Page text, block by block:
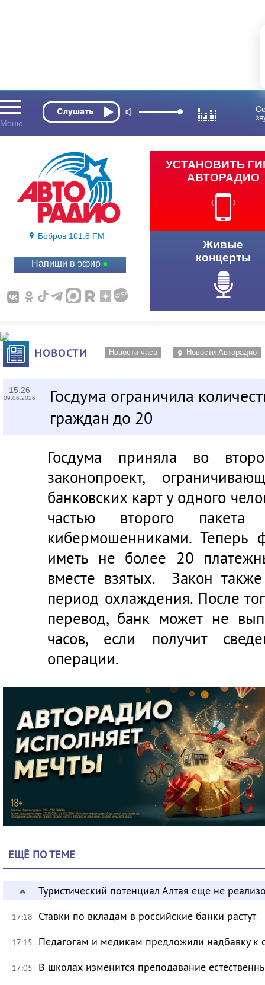
Бобров 101.8 FM
Напиши в эфир
УСТАНОВИТЬ
АВТОРАДИО
Живые
концерты
НОВОСТИ Новости часа Новости Авторадио
15:26
09.06.2026
Госдума ограничила
граждан до 20
Госдума приняла во
законопроект,
банковских карт у одного
частью второго
кибермошенниками. Теперь
иметь не более 20
вместе взятых. Закон
период охлаждения. После
перевод, банк может не
часов, если получит
операции.
ЕЩЁ ПО ТЕМЕ
🔥 Туристический потенциал Алтая еще не
17:18 Ставки по вкладам в российские банки растут
17:15 Педагогам и медикам предложили надбавку к
17:05 В школах изменится преподавание